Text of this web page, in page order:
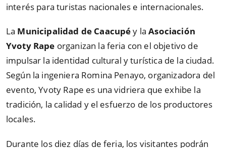
interés para turistas nacionales e internacionales.
La Municipalidad de Caacupéy laAsociación
Yvoty Rape organizan la feria con el objetivo de
impulsar la identidad cultural y turística de la ciudad.
Según la ingeniera Romina Penayo, organizadora del
evento, Yvoty Rape es una vidriera que exhibe la
tradición, la calidad y el esfuerzo de los productores
locales.
Durante los diez días de feria, los visitantes podrán